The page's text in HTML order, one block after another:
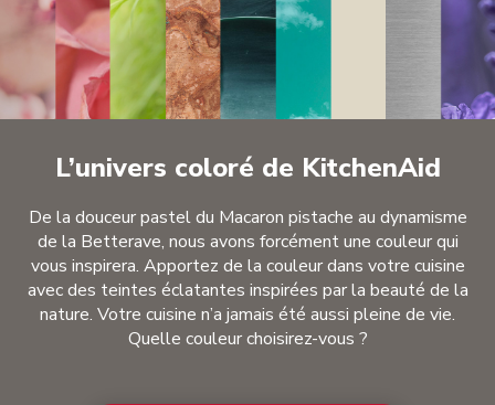
L’univers coloré de KitchenAid
De la douceur pastel du Macaron pistache au dynamisme
de la Betterave, nous avons forcément une couleur qui
vous inspirera. Apportez de la couleur dans votre cuisine
avec des teintes éclatantes inspirées par la beauté de la
nature. Votre cuisine n’a jamais été aussi pleine de vie.
Quelle couleur choisirez-vous ?